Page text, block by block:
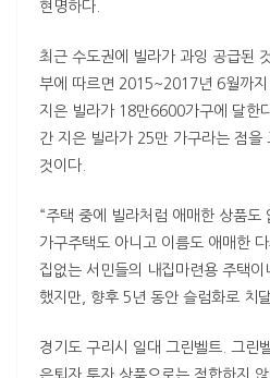
현명하다.
최근 수도권에 빌라가 과잉 공급된
부에 따르면 2015~2017년 6월까
지은 빌라가 18만6600가구에 달한
간 지은 빌라가 25만 가구라는 점을
것이다.
“주택 중에 빌라처럼 애매한 상품도
가구주택도 아니고 이름도 애매한
집없는 서민들의 내집마련용 주택이
했지만, 향후 5년 동안 슬럼화로 치
경기도 구리시 일대 그린벨트. 그린
은퇴자 투자 상품으로는 적합하지 않